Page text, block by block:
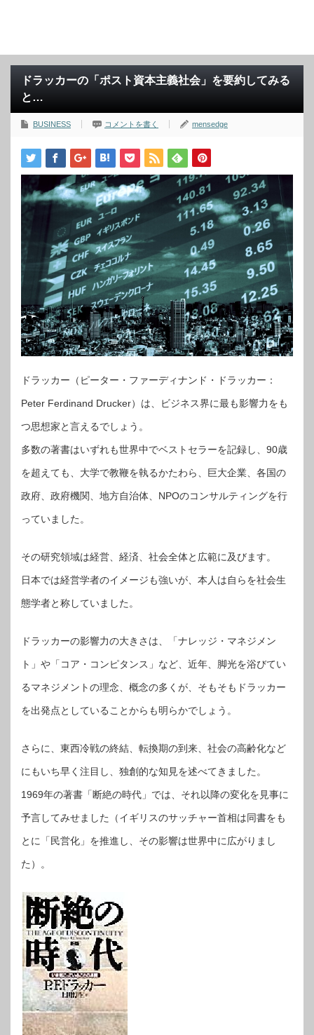
ドラッカーの「ポスト資本主義社会」を要約してみる
と…
BUSINESS コメントを書く mensedge
ドラッカー（ピーター・ファーディナンド・ドラッカー：
Peter Ferdinand Drucker）は、ビジネス界に最も影響力をも
つ思想家と言えるでしょう。
多数の著書はいずれも世界中でベストセラーを記録し、90歳
を超えても、大学で教鞭を執るかたわら、巨大企業、各国の
政府、政府機関、地方自治体、NPOのコンサルティングを行
っていました。
その研究領域は経営、経済、社会全体と広範に及びます。
日本では経営学者のイメージも強いが、本人は自らを社会生
態学者と称していました。
ドラッカーの影響力の大きさは、「ナレッジ・マネジメン
ト」や「コア・コンピタンス」など、近年、脚光を浴びてい
るマネジメントの理念、概念の多くが、そもそもドラッカー
を出発点としていることからも明らかでしょう。
さらに、東西冷戦の終結、転換期の到来、社会の高齢化など
にもいち早く注目し、独創的な知見を述べてきました。
1969年の著書「断絶の時代」では、それ以降の変化を見事に
予言してみせました（イギリスのサッチャー首相は同書をも
とに「民営化」を推進し、その影響は世界中に広がりまし
た）。